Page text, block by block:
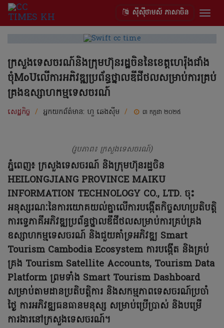
ស៊ីស៊ីថាមស៍ ភាសាចិន
ក្រសួងទេសចរណ៍និងក្រុមហ៊ុនរដ្ឋចិននៃខេត្តហេរ៉ុងជាំង
ចុំMoUលើការអភិវឌ្ឍប្រព័ន្ធថ្នាលឌីជីថលសម្រាប់ការគ្រប់
គ្រងឧស្សាហកម្មទេសចរណ៍
សេដ្ឋកិច្ច / អ្នកយកព័ត៌មាន: ហួ ឆេងស៊ីម / ៣ កក្កដា ២០២៥
(រូបភាព៖ ក្រសួងទេសចរណ៍)
ភ្នំពេញ៖ ក្រសួងទេសចរណ៍ និងក្រុមហ៊ុនរដ្ឋចិន
HEILONGJIANG PROVINCE MAIKU
INFORMATION TECHNOLOGY CO., LTD. ចុះ
អនុស្សរណៈនៃការយោគយល់គ្នាលើការបង្កើតកិច្ចសហប្រតិបត្តិ
ការទ្វេភាគីអភិវឌ្ឍប្រព័ន្ធថ្នាលឌីជីថលសម្រាប់ការគ្រប់គ្រង
ឧស្សាហកម្មទេសចរណ៍ និងជួយគាំទ្រអភិវឌ្ឍ Smart
Tourism Cambodia Ecosystem ការបង្កើត និងគ្រប់
គ្រង Tourism Satellite Accounts, Tourism Data
Platform ព្រមទាំង Smart Tourism Dashboard
សម្រាប់តាមដានប្រតិបត្តិការ និងសកម្មភាពទេសចរណ៍ប្រចាំ
ថ្ងៃ ការអភិវឌ្ឍធនធានមនុស្ស សម្រាប់ប្រើប្រាស់ និងបម្រើ
ការងារនៅក្រសួងទេសចរណ៍។